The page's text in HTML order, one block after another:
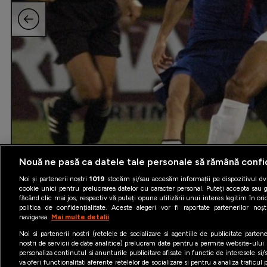
Nouă ne pasă ca datele tale personale să rămână
Noi și partenerii noștri1019 stocăm și/sau accesăm informații pe dispozitivul
cookie unici pentru prelucrarea datelor cu caracter personal. Puteți accepta sau
făcând clic mai jos, respectiv vă puteți opune utilizării unui interes legitim în
politica de confidențialitate. Aceste alegeri vor fi raportate partenerilor
navigarea. Mai multe detalii
Noi si partenerii nostri (retelele de socializare si agentiile de publicitate
nostri de servicii de date analitice) prelucram date pentru a permite website-
personaliza continutul si anunturile publicitare afisate in functie de interesele si/
va oferi functionalitati aferente retelelor de socializare si pentru a analiza traficul